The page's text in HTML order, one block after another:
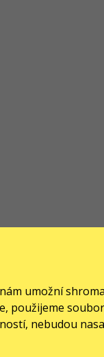
umožní
použijeme
nebudou